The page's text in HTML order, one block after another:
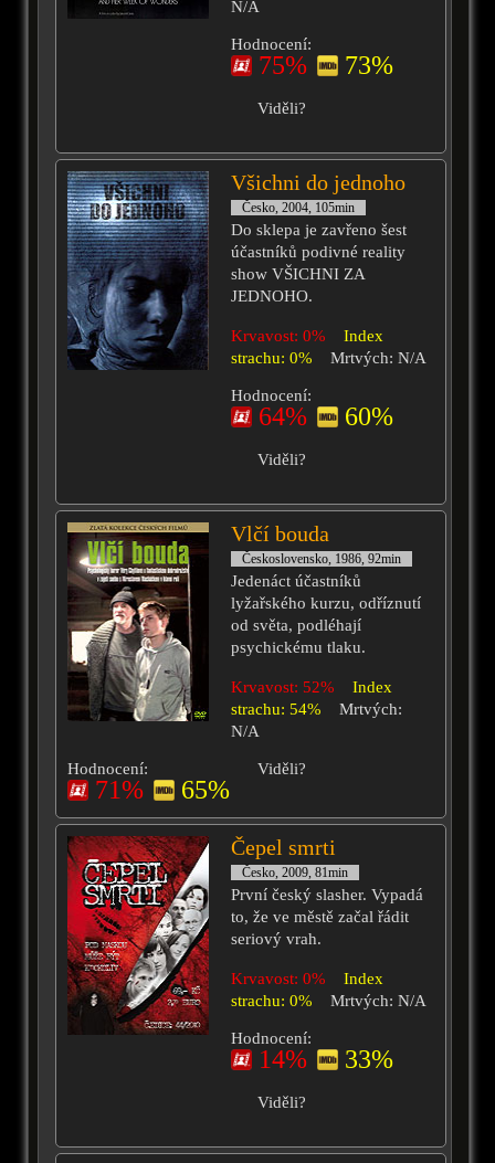
N/A
Hodnocení:
75% 73%
Viděli?
Všichni do jednoho
Česko, 2004, 105min
Do sklepa je zavřeno šest
účastníků podivné reality
show VŠICHNI ZA
JEDNOHO.
Krvavost: 0%
Index
strachu: 0%
Mrtvých: N/A
Hodnocení:
64% 60%
Viděli?
Vlčí bouda
Československo, 1986, 92min
Jedenáct účastníků
lyžařského kurzu, odříznutí
od světa, podléhají
psychickému tlaku.
Krvavost: 52%
Index
strachu: 54%
Mrtvých:
N/A
Hodnocení:
71% 65%
Viděli?
Čepel smrti
Česko, 2009, 81min
První český slasher. Vypadá
to, že ve městě začal řádit
seriový vrah.
Krvavost: 0%
Index
strachu: 0%
Mrtvých: N/A
Hodnocení:
14% 33%
Viděli?